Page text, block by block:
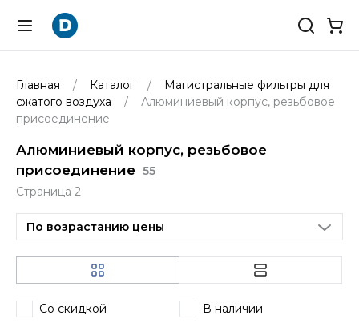
Главная Каталог
Магистральные фильтры для
сжатого воздуха
Алюминиевый корпус, резьбовое
присоединение
Алюминиевый корпус, резьбовое
присоединение 55
Страница 2
По возрастанию цены
Со скидкой В наличии